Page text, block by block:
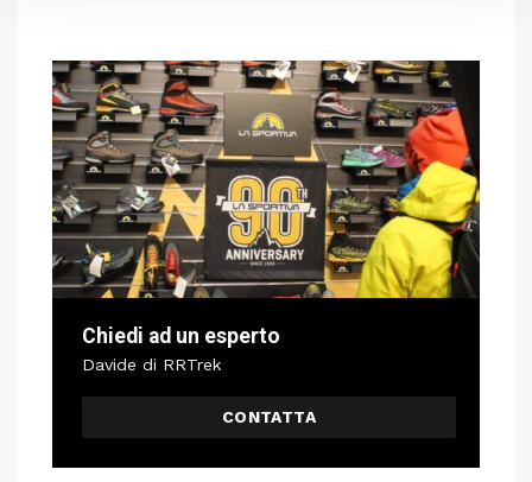
Chiedi ad un esperto
Davide di RRTrek
CONTATTA